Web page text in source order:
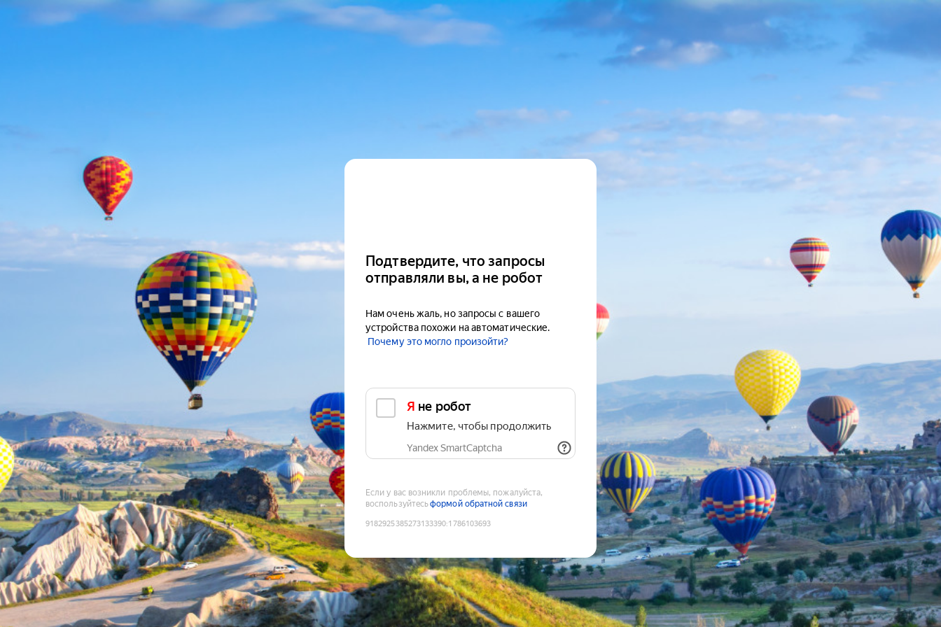
Подтвердите, что запросы
отправляли вы, а не робот
Нам очень жаль, но запросы с вашего
устройства похожи на автоматические.
Почему это могло произойти?
Я не робот
Нажмите, чтобы продолжить
Yandex SmartCaptcha
Если у вас возникли проблемы, пожалуйста,
воспользуйтесьформой обратной связи
9182925385273133390:1786103693